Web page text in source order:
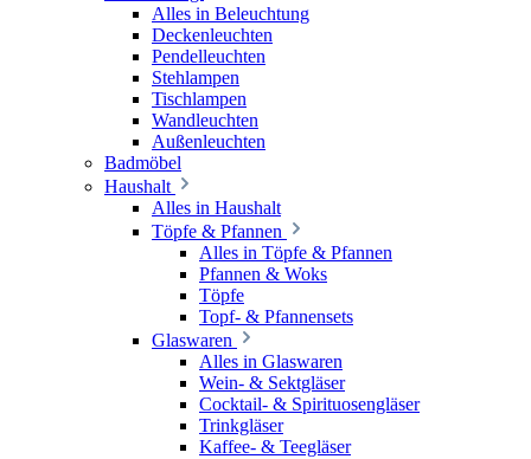
Alles in Beleuchtung
Deckenleuchten
Pendelleuchten
Stehlampen
Tischlampen
Wandleuchten
Außenleuchten
Badmöbel
Haushalt
Alles in Haushalt
Töpfe & Pfannen
Alles in Töpfe & Pfannen
Pfannen & Woks
Töpfe
Topf- & Pfannensets
Glaswaren
Alles in Glaswaren
Wein- & Sektgläser
Cocktail- & Spirituosengläser
Trinkgläser
Kaffee- & Teegläser